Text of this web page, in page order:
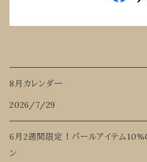
8月カレンダー
2026/7/29
6月2週間限定！パールアイテム
ン